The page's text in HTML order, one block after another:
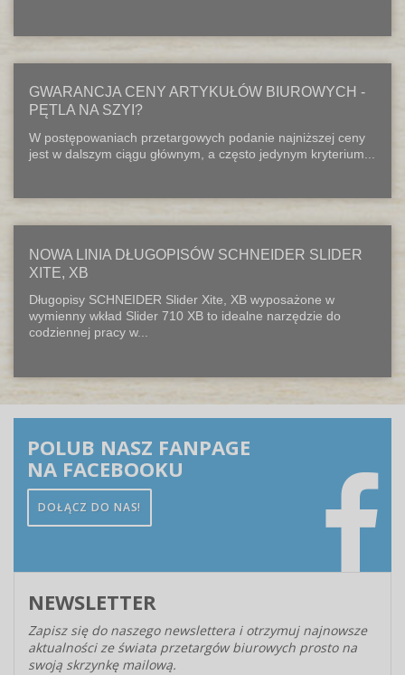
GWARANCJA CENY ARTYKUŁÓW BIUROWYCH -
PĘTLA NA SZYI?
W postępowaniach przetargowych podanie najniższej ceny
jest w dalszym ciągu głównym, a często jedynym kryterium...
NOWA LINIA DŁUGOPISÓW SCHNEIDER SLIDER
XITE, XB
Długopisy SCHNEIDER Slider Xite, XB wyposażone w
wymienny wkład Slider 710 XB to idealne narzędzie do
codziennej pracy w...
POLUB NASZ FANPAGE
NA FACEBOOKU
DOŁĄCZ DO NAS!
NEWSLETTER
Zapisz się do naszego newslettera i otrzymuj najnowsze
aktualności ze świata przetargów biurowych prosto na
swoją skrzynkę mailową.